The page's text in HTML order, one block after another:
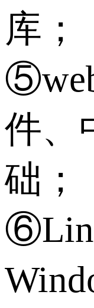
库；
件、
础；